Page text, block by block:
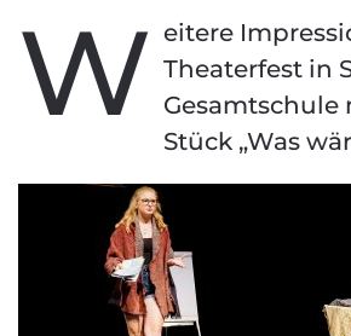
W eitere
Theaterfest in
Gesamtschule
Stück „Was